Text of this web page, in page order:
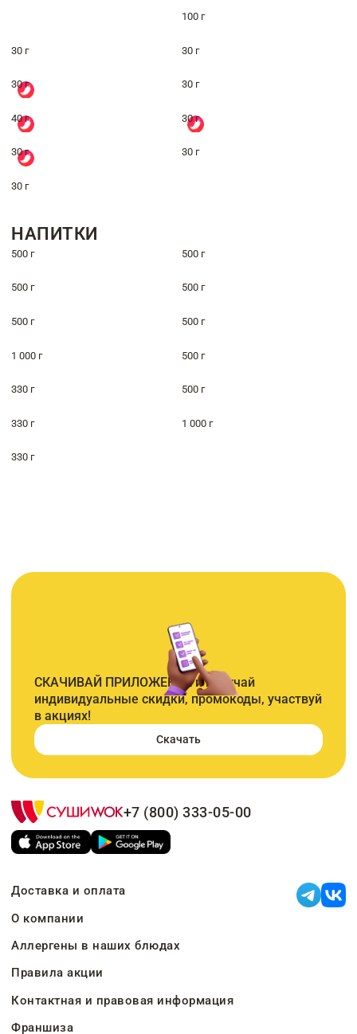
100 г
30 г 30 г
30 г 30 г
40 г 30 г
30 г 30 г
30 г
НАПИТКИ
500 г 500 г
500 г 500 г
500 г 500 г
1 000 г 500 г
330 г 500 г
330 г 1 000 г
330 г
СКАЧИВАЙ ПРИЛОЖЕНИЕ и получай
индивидуальные скидки, промокоды, участвуй
в акциях!
Скачать
+7 (800) 333-05-00
Доставка и оплата
О компании
Аллергены в наших блюдах
Правила акции
Контактная и правовая информация
Франшиза